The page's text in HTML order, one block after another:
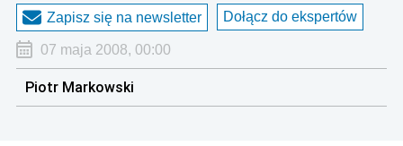
Zapisz się na newsletter Dołącz do ekspertów
07 maja 2008, 00:00
Piotr Markowski